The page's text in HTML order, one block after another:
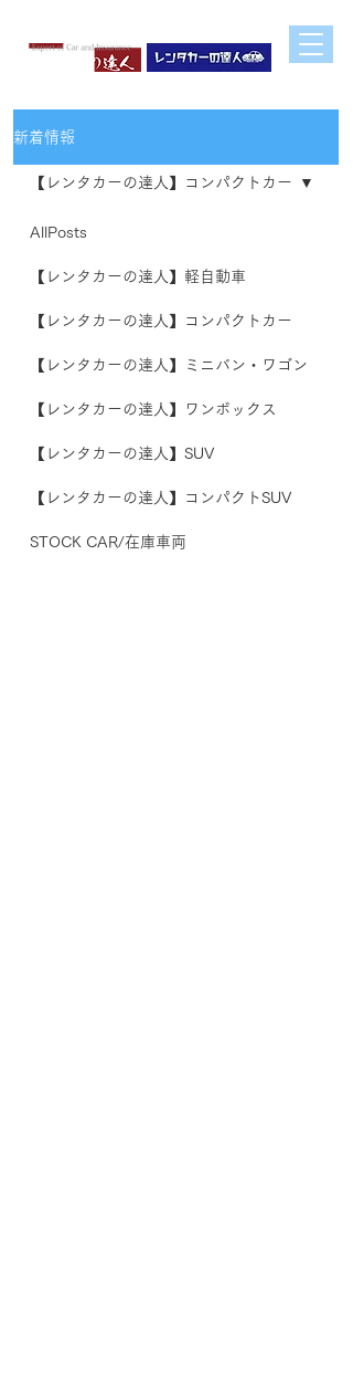
新着情報
AllPosts
【レンタカーの達人】軽自動車
【レンタカーの達人】コンパクトカー
【レンタカーの達人】ミニバン・ワゴン
【レンタカーの達人】ワンボックス
【レンタカーの達人】SUV
【レンタカーの達人】コンパクトSUV
STOCK CAR/在庫車両
【レンタカーの達人】コンパクトカー